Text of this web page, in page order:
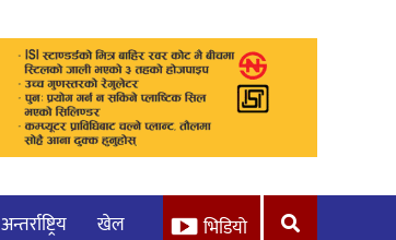
अन्तर्राष्ट्रिय खेल भिडियो